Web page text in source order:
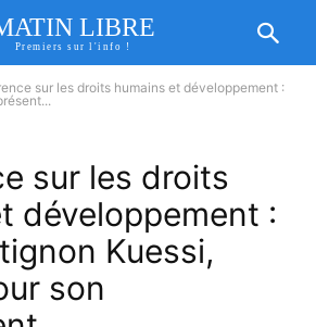
LIBRE
Premiers sur l'info !
sur les droits humains et développement :
sur les droits
développement :
Kuessi,
son